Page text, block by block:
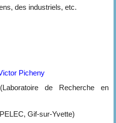
des industriels, etc.
Picheny
de Recherche en
Gif-sur-Yvette)